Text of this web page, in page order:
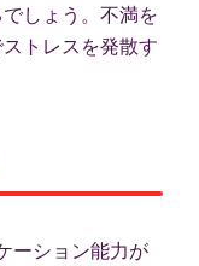
しょう。不満を
トレスを発散す
ーション能力が